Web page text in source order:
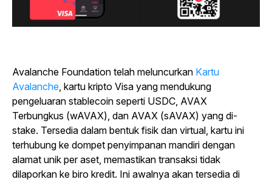
Avalanche Foundation telah meluncurkan Kartu
Avalanche, kartu kripto Visa yang mendukung
pengeluaran stablecoin seperti USDC, AVAX
Terbungkus (wAVAX), dan AVAX (sAVAX) yang di-
stake. Tersedia dalam bentuk fisik dan virtual, kartu ini
terhubung ke dompet penyimpanan mandiri dengan
alamat unik per aset, memastikan transaksi tidak
dilaporkan ke biro kredit. Ini awalnya akan tersedia di